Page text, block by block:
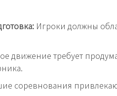
Игроки должны
движение требует
соревнования